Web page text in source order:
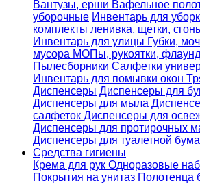
Вантузы, ерши Вафельное
уборочные Инвентарь для
комплекты ленивка, щетки,
Инвентарь для улицы Губки,
мусора МОПы, рукоятки,
Пылесборники Салфетки
Инвентарь для помывки окон
Диспенсеры Диспенсеры для
Диспенсеры для мыла
салфеток Диспенсеры для
Диспенсеры для протирочных
Диспенсеры для туалетной
Средства гигиены
Крема для рук Одноразовые
Покрытия на унитаз Полотенца